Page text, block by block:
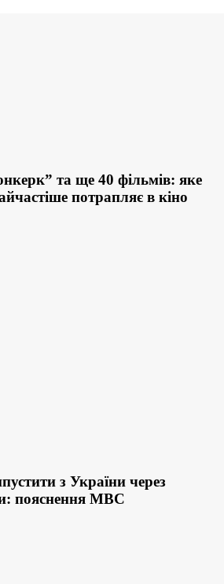
та ще 40 фільмів: яке
потрапляє в кіно
з України через
пояснення МВС